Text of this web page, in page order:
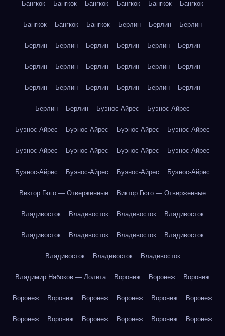
Бангкок Бангкок Бангкок Бангкок Бангкок Бангкок
Бангкок Бангкок Бангкок Берлин Берлин Берлин
Берлин Берлин Берлин Берлин Берлин Берлин
Берлин Берлин Берлин Берлин Берлин Берлин
Берлин Берлин Берлин Берлин Берлин Берлин
Берлин Берлин Буэнос-Айрес Буэнос-Айрес
Буэнос-Айрес Буэнос-Айрес Буэнос-Айрес Буэнос-Айрес
Буэнос-Айрес Буэнос-Айрес Буэнос-Айрес Буэнос-Айрес
Буэнос-Айрес Буэнос-Айрес Буэнос-Айрес Буэнос-Айрес
Виктор Гюго — Отверженные Виктор Гюго — Отверженные
Владивосток Владивосток Владивосток Владивосток
Владивосток Владивосток Владивосток Владивосток
Владивосток Владивосток Владивосток
Владимир Набоков — Лолита Воронеж Воронеж Воронеж
Воронеж Воронеж Воронеж Воронеж Воронеж Воронеж
Воронеж Воронеж Воронеж Воронеж Воронеж Воронеж